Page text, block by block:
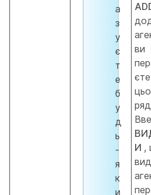
а
з
у
є
т
е
б
у
д
ь
-
я
к
и
ви
И ,